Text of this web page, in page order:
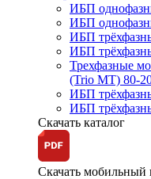
ИБП
ИБП
ИБП
ИБП
Трехфазные
(Trio MT) 80-
ИБП
ИБП
Скачать каталог
Скачать мобильный